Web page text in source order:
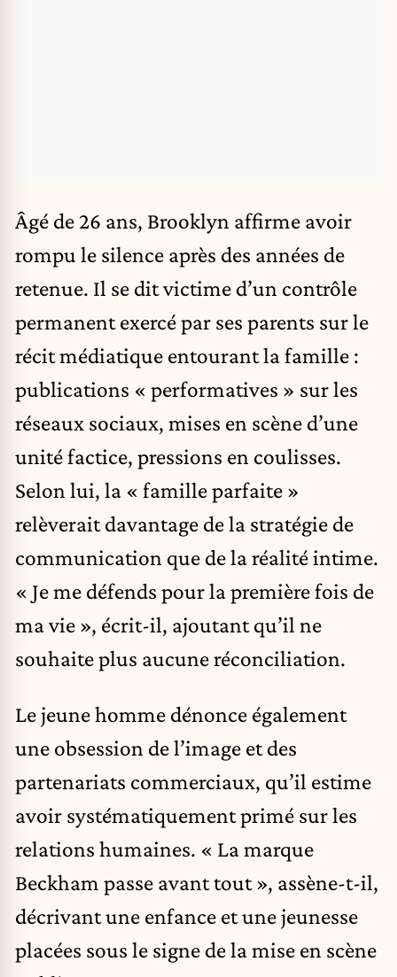
Âgé de 26 ans, Brooklyn affirme avoir
rompu le silence après des années de
retenue. Il se dit victime d’un contrôle
permanent exercé par ses parents sur le
récit médiatique entourant la famille :
publications « performatives » sur les
réseaux sociaux, mises en scène d’une
unité factice, pressions en coulisses.
Selon lui, la « famille parfaite »
relèverait davantage de la stratégie de
communication que de la réalité intime.
« Je me défends pour la première fois de
ma vie », écrit-il, ajoutant qu’il ne
souhaite plus aucune réconciliation.
Le jeune homme dénonce également
une obsession de l’image et des
partenariats commerciaux, qu’il estime
avoir systématiquement primé sur les
relations humaines. « La marque
Beckham passe avant tout », assène-t-il,
décrivant une enfance et une jeunesse
placées sous le signe de la mise en scène